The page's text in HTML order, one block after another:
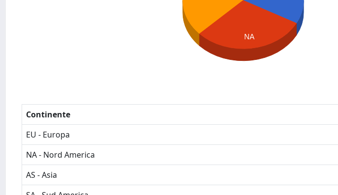
NA
Continente
EU - Europa
NA - Nord America
AS - Asia